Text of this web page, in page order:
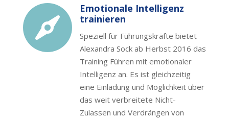

Emotionale Intelligenz
trainieren
Speziell für Führungskräfte bietet
Alexandra Sock ab Herbst 2016 das
Training Führen mit emotionaler
Intelligenz an. Es ist gleichzeitig
eine Einladung und Möglichkeit über
das weit verbreitete Nicht-
Zulassen und Verdrängen von